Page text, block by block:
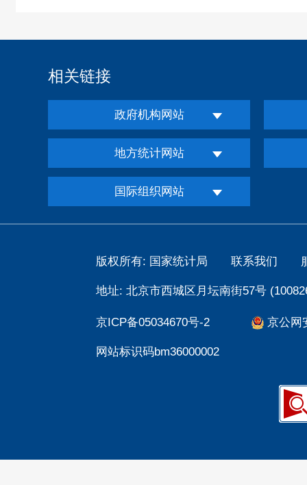
相关链接
政府机构网站
地方统计网站
国际组织网站
版权所有: 国家统计局 联系我们
地址: 北京市西城区月坛南街57号
京ICP备05034670号-2 京公网
网站标识码bm36000002